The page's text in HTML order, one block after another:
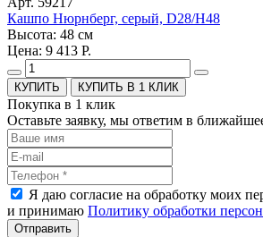
Кашпо Нюрнберг, серый, D28/H48
Высота: 48 см
Цена: 9 413 Р.
КУПИТЬ В 1 КЛИК
Покупка в 1 клик
Оставьте заявку, мы ответим в
Я даю согласие на обработку моих
и принимаю Политику обработки
Отправить